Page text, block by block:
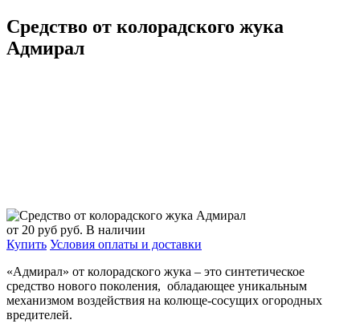
Средство от колорадского жука
Адмирал
от 20 руб руб. В наличии
Купить Условия оплаты и доставки
«Адмирал» от колорадского жука – это синтетическое
средство нового поколения, обладающее уникальным
механизмом воздействия на колюще-сосущих огородных
вредителей.